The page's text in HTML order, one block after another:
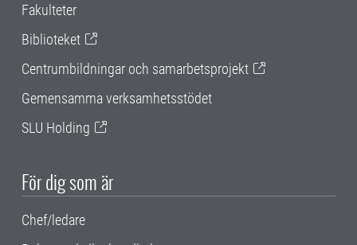
Fakulteter
Biblioteket
Centrumbildningar och samarbetsprojekt
Gemensamma verksamhetsstödet
SLU Holding
För dig som är
Chef/ledare